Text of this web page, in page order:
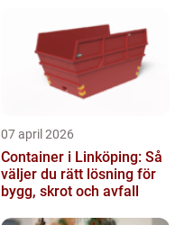
07 april 2026
Container i Linköping: Så
väljer du rätt lösning för
bygg, skrot och avfall